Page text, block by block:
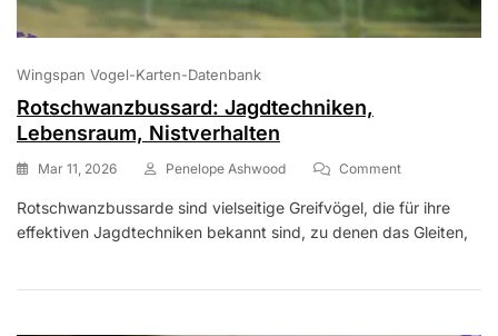
Wingspan Vogel-Karten-Datenbank
Rotschwanzbussard: Jagdtechniken,
Lebensraum, Nistverhalten
Mar 11, 2026 Penelope Ashwood CommentOn
Jagdtechniken,
Lebensraum,
Rotschwanzbussarde sind vielseitige Greifvögel, die für ihre
effektiven Jagdtechniken bekannt sind, zu denen das Gleiten,